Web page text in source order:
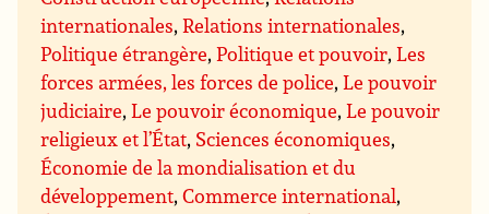
internationales,Relations internationales,
Politique étrangère,Politique et pouvoir,Les
forces armées, les forces de police,Le pouvoir
judiciaire,Le pouvoir économique,Le pouvoir
religieux et l’État, Sciences économiques,
Économie de la mondialisation et du
développement,Commerce international,